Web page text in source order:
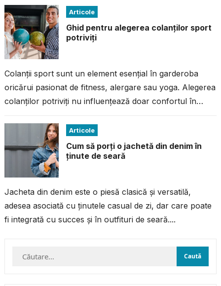
Articole
Ghid pentru alegerea colanților sport
potriviți
Colanții sport sunt un element esențial în garderoba
oricărui pasionat de fitness, alergare sau yoga. Alegerea
colanților potriviți nu influențează doar confortul în
Articole
Cum să porți o jachetă din denim în
ținute de seară
Jacheta din denim este o piesă clasică și versatilă,
adesea asociată cu ținutele casual de zi, dar care poate
fi integrată cu succes și în outfituri de seară....
Caută